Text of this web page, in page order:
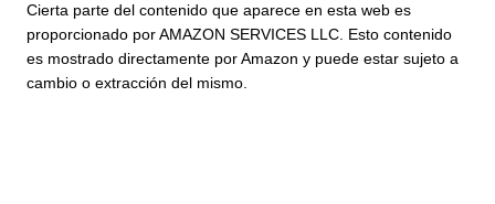
Cierta parte del contenido que aparece en esta web es
proporcionado por AMAZON SERVICES LLC. Esto contenido
es mostrado directamente por Amazon y puede estar sujeto a
cambio o extracción del mismo.